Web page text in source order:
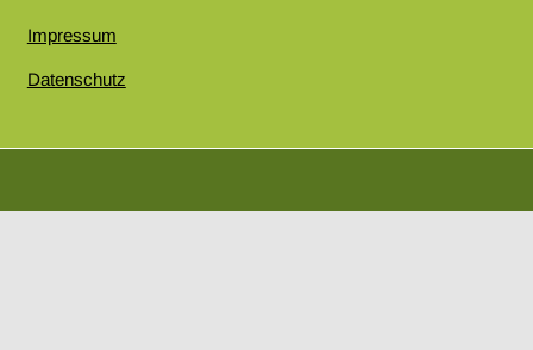
Impressum
Datenschutz